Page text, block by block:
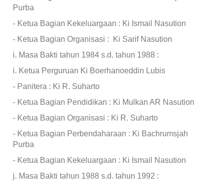
Purba
- Ketua Bagian Kekeluargaan : Ki Ismail Nasution
- Ketua Bagian Organisasi : Ki Sarif Nasution
i. Masa Bakti tahun 1984 s.d. tahun 1988 :
i. Ketua Perguruan Ki Boerhanoeddin Lubis
- Panitera : Ki R. Suharto
- Ketua Bagian Pendidikan : Ki Mulkan AR Nasution
- Ketua Bagian Organisasi : Ki R. Suharto
- Ketua Bagian Perbendaharaan : Ki Bachrumsjah
Purba
- Ketua Bagian Kekeluargaan : Ki Ismail Nasution
j. Masa Bakti tahun 1988 s.d. tahun 1992 :